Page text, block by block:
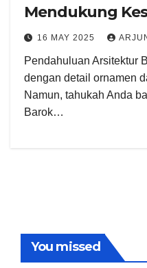
Mendukung
16 MAY 2025
Pendahuluan Arsitektur
dengan detail ornamen
Namun, tahukah Anda
Barok…
You missed